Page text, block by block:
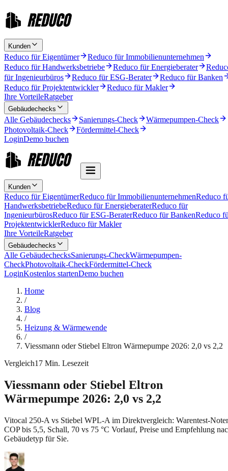
Kunden
Reduco für Eigentümer
Reduco für Immobilienunternehmen
Reduco für Handwerksbetriebe
Reduco für Energieberater
für Ingenieurbüros
Reduco für ESG-Berater
Reduco für Banken
Reduco für Projektentwickler
Reduco für Makler
Ihre VorteileRatgeber
Gebäudechecks
Alle Gebäudechecks Sanierungs-Check
Wärmepumpen-Check
Photovoltaik-Check
Fördermittel-Check
LoginDemo buchen
Kunden
Reduco für EigentümerReduco für ImmobilienunternehmenReduco
HandwerksbetriebeReduco für EnergieberaterReduco für
IngenieurbürosReduco für ESG-BeraterReduco für BankenReduco
ProjektentwicklerReduco für Makler
Ihre VorteileRatgeber
Gebäudechecks
Alle GebäudechecksSanierungs-CheckWärmepumpen-
CheckPhotovoltaik-CheckFördermittel-Check
LoginKostenlos startenDemo buchen
Home
/
Blog
/
Heizung & Wärmewende
/
Viessmann oder Stiebel Eltron Wärmepumpe 2026: 2,0 vs 2,2
Vergleich17 Min. Lesezeit
Viessmann oder Stiebel Eltron
Wärmepumpe 2026: 2,0 vs 2,2
Vitocal 250-A vs Stiebel WPL-A im Direktvergleich: Warentest-
COP bis 5,5, Schall, 70 vs 75 °C Vorlauf, Preise und Empfehlung
Gebäudetyp für Sie.